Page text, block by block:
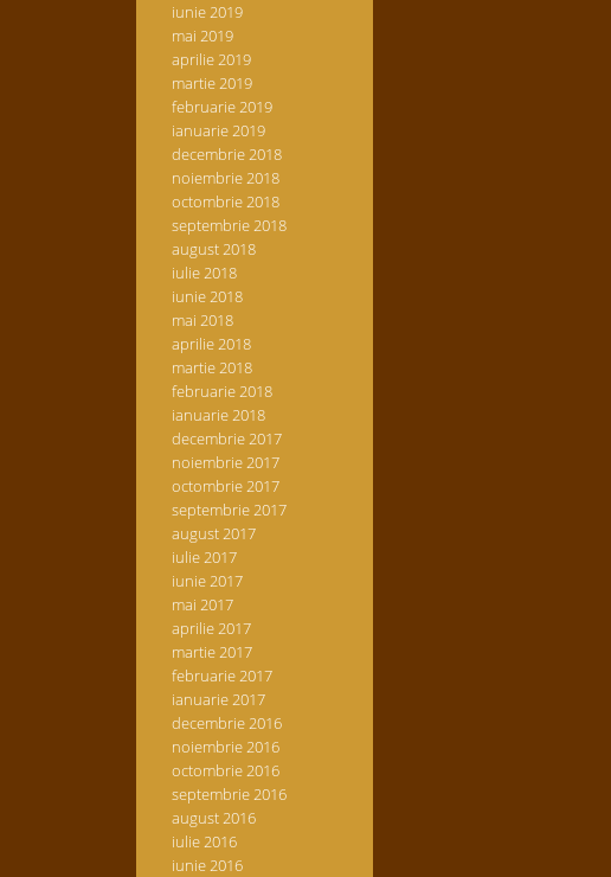
iunie 2019
mai 2019
aprilie 2019
martie 2019
februarie 2019
ianuarie 2019
decembrie 2018
noiembrie 2018
octombrie 2018
septembrie 2018
august 2018
iulie 2018
iunie 2018
mai 2018
aprilie 2018
martie 2018
februarie 2018
ianuarie 2018
decembrie 2017
noiembrie 2017
octombrie 2017
septembrie 2017
august 2017
iulie 2017
iunie 2017
mai 2017
aprilie 2017
martie 2017
februarie 2017
ianuarie 2017
decembrie 2016
noiembrie 2016
octombrie 2016
septembrie 2016
august 2016
iulie 2016
iunie 2016